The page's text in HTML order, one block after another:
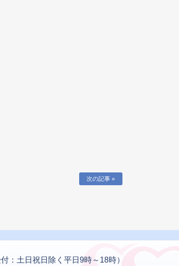
次の記事 »
：土日祝日除く平日9時～18時）